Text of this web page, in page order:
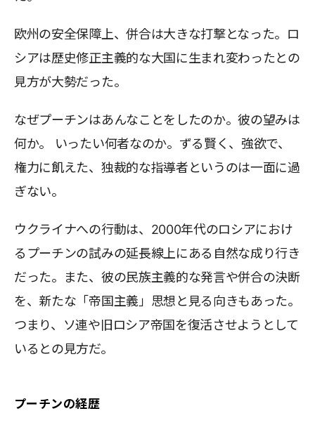
欧州の安全保障上、併合は大きな打撃となった。ロ
シアは歴史修正主義的な大国に生まれ変わったとの
見方が大勢だった。
なぜプーチンはあんなことをしたのか。彼の望みは
何か。 いったい何者なのか。ずる賢く、強欲で、
権力に飢えた、独裁的な指導者というのは一面に過
ぎない。
ウクライナへの行動は、2000年代のロシアにおけ
るプーチンの試みの延長線上にある自然な成り行き
だった。また、彼の民族主義的な発言や併合の決断
を、新たな「帝国主義」思想と見る向きもあった。
つまり、ソ連や旧ロシア帝国を復活させようとして
いるとの見方だ。
プーチンの経歴